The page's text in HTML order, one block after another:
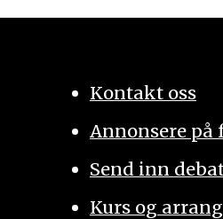
Kontakt oss
Annonsere
Send inn
Kurs og